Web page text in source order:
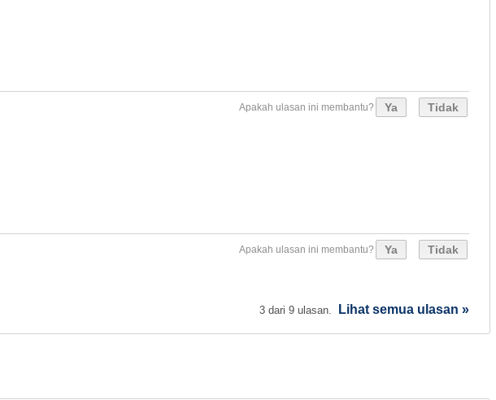
Apakah ulasan ini membantu? Ya Tidak
Apakah ulasan ini membantu? Ya Tidak
3 dari 9 ulasan. Lihat semua ulasan »